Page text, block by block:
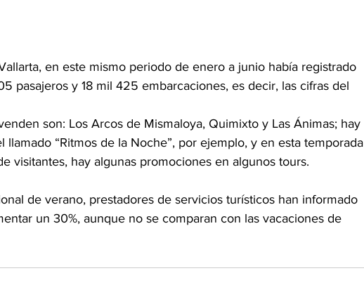
en este mismo periodo de enero a junio había registrado
pasajeros y 18 mil 425 embarcaciones, es decir, las cifras del
son: Los Arcos de Mismaloya, Quimixto y Las Ánimas; hay
llamado “Ritmos de la Noche”, por ejemplo, y en esta temporada
visitantes, hay algunas promociones en algunos tours.
de verano, prestadores de servicios turísticos han informado
un 30%, aunque no se comparan con las vacaciones de